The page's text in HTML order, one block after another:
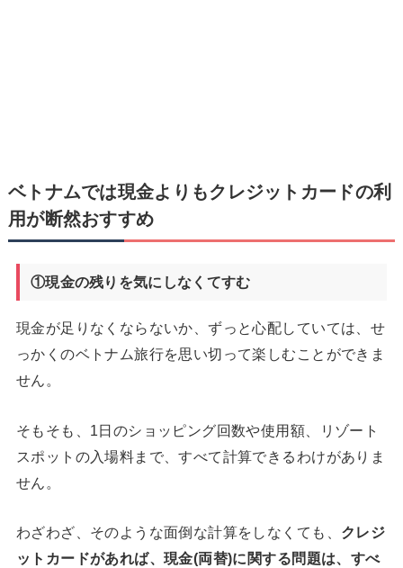
ベトナムでは現金よりもクレジットカードの利
用が断然おすすめ
①現金の残りを気にしなくてすむ
現金が足りなくならないか、ずっと心配していては、せ
っかくのベトナム旅行を思い切って楽しむことができま
せん。
そもそも、1日のショッピング回数や使用額、リゾート
スポットの入場料まで、すべて計算できるわけがありま
せん。
わざわざ、そのような面倒な計算をしなくても、 クレジ
ットカードがあれば、現金(両替)に関する問題は、すべ